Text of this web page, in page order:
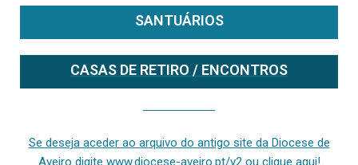
SANTUÁRIOS
CASAS DE RETIRO / ENCONTROS
Se deseja aceder ao arquivo do antigo site da Diocese de
Aveiro digite www.diocese-aveiro.pt/v2 ou clique aqui!